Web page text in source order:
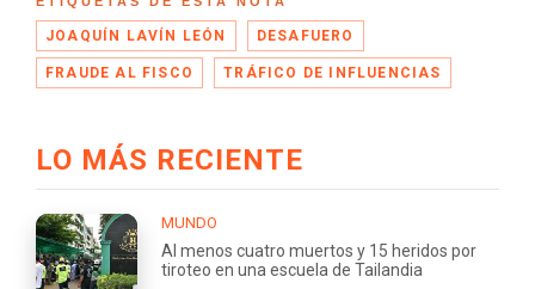
JOAQUÍN LAVÍN LEÓN DESAFUERO
FRAUDE AL FISCO TRÁFICO DE INFLUENCIAS
LO MÁS RECIENTE
MUNDO
Al menos cuatro muertos y 15 heridos por
tiroteo en una escuela de Tailandia